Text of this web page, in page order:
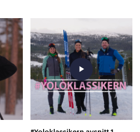
play_arrow